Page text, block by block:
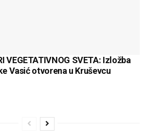
VEGETATIVNOG SVETA: Izložba
Vasić otvorena u Kruševcu